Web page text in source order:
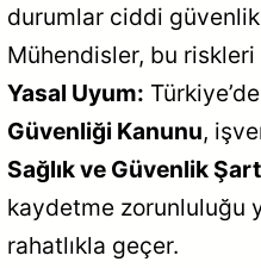
durumlar ciddi güvenlik
Mühendisler, bu riskleri
Yasal Uyum:
Güvenliği Kanunu,
Sağlık ve Güvenlik
kaydetme zorunluluğu
rahatlıkla geçer.